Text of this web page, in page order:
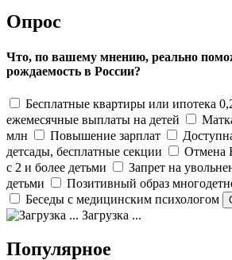
Опрос
Что, по вашему мнению, реально
рождаемость в России?
Бесплатные квартиры или ипотека
ежемесячные выплаты на детей
млн
Повышение зарплат
детсады, бесплатные секции
Отмена
с 2 и более детьми
Запрет на
детьми
Позитивный образ
Беседы с медицинским психологом
Загрузка ...
Популярное